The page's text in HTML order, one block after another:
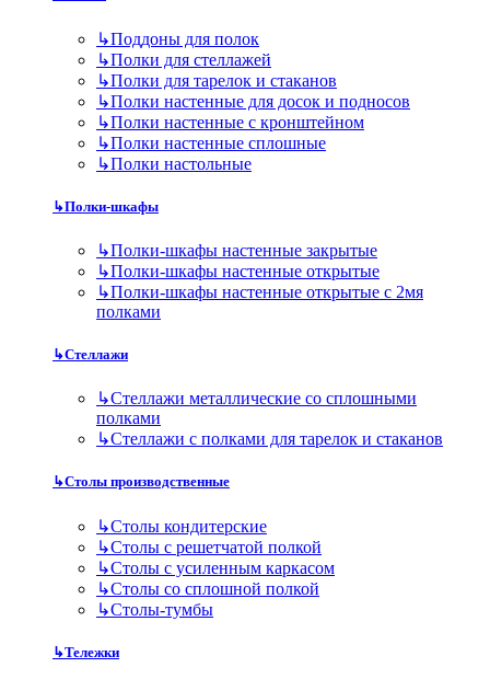
↳Поддоны для полок
↳Полки для стеллажей
↳Полки для тарелок и стаканов
↳Полки настенные для досок и подносов
↳Полки настенные с кронштейном
↳Полки настенные сплошные
↳Полки настольные
↳Полки-шкафы
↳Полки-шкафы настенные закрытые
↳Полки-шкафы настенные открытые
↳Полки-шкафы настенные открытые с 2мя
полками
↳Стеллажи
↳Стеллажи металлические со сплошными
полками
↳Стеллажи с полками для тарелок и стаканов
↳Столы производственные
↳Столы кондитерские
↳Столы с решетчатой полкой
↳Столы с усиленным каркасом
↳Столы со сплошной полкой
↳Столы-тумбы
↳Тележки